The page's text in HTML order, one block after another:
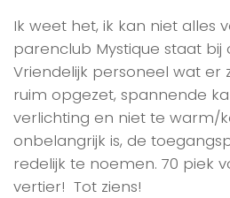
Ik weet het, ik kan niet alles
parenclub Mystique staat bij
Vriendelijk personeel wat er
ruim opgezet, spannende
verlichting en niet te warm/
onbelangrijk is, de
redelijk te noemen. 70 piek
vertier! Tot ziens!